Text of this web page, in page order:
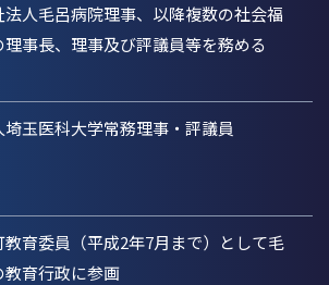
法人毛呂病院理事、以降複数の社会福
事長、理事及び評議員等を務める
玉医科大学常務理事・評議員
教育委員（平成2年7月まで）として毛
教育行政に参画